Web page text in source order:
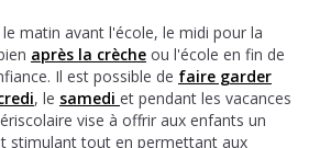
matin avant l'école, le midi pour la
après la crèche ou l'école en fin de
Il est possible de faire garder
, le samedi et pendant les vacances
vise à offrir aux enfants un
stimulant tout en permettant aux